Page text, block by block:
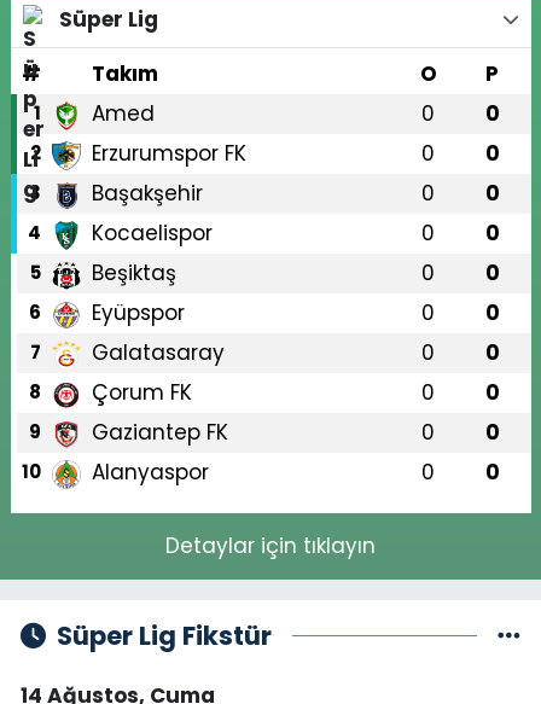
Süper Lig
#
Takım O P
1 Amed 0 0
2 Erzurumspor FK 0 0
3 Başakşehir 0 0
4 Kocaelispor 0 0
5 Beşiktaş 0 0
6 Eyüpspor 0 0
7 Galatasaray 0 0
8 Çorum FK 0 0
9 Gaziantep FK 0 0
10 Alanyaspor 0 0
Detaylar için tıklayın
Süper Lig Fikstür
14 Ağustos, Cuma